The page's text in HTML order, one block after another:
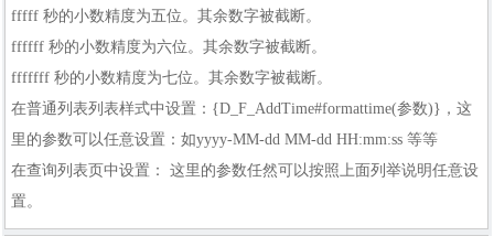
fffff 秒的小数精度为五位。其余数字被截断。
ffffff 秒的小数精度为六位。其余数字被截断。
fffffff 秒的小数精度为七位。其余数字被截断。
在普通列表列表样式中设置：{D_F_AddTime#formattime(参数)}，这
里的参数可以任意设置：如yyyy-MM-dd MM-dd HH:mm:ss 等等
在查询列表页中设置：
这里的参数任然可以按照上面列举说明任意设
置。